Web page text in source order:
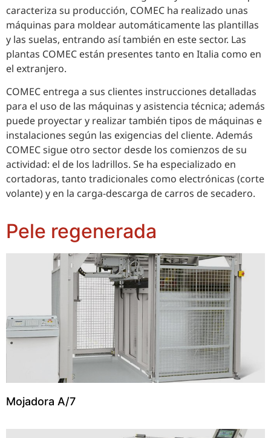
caracteriza su producción, COMEC ha realizado unas
máquinas para moldear automáticamente las plantillas
y las suelas, entrando así también en este sector. Las
plantas COMEC están presentes tanto en Italia como en
el extranjero.
COMEC entrega a sus clientes instrucciones detalladas
para el uso de las máquinas y asistencia técnica; además
puede proyectar y realizar también tipos de máquinas e
instalaciones según las exigencias del cliente. Además
COMEC sigue otro sector desde los comienzos de su
actividad: el de los ladrillos. Se ha especializado en
cortadoras, tanto tradicionales como electrónicas (corte
volante) y en la carga-descarga de carros de secadero.
Pele regenerada
Mojadora A/7